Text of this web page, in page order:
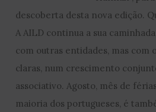
descoberta desta nova edição.
A AILD continua a sua
com outras entidades, mas com
claras, num crescimento
associativo. Agosto, mês de
maioria dos portugueses, é